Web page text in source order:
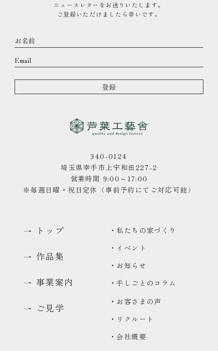
ニュースレターをお送りいたします。
ご登録いただけましたら幸いです。
340-0124
埼玉県幸手市上宇和田227-2
営業時間 9:00～17:00
※毎週日曜・祝日定休（事前予約にてご対応可能）
トップ
作品集
事業案内
ご見学
・私たちの家づくり
・イベント
・お知らせ
・手しごとのコラム
・お客さまの声
・リクルート
・会社概要
0480-48-1959
平日9:00〜17:00
資料請求